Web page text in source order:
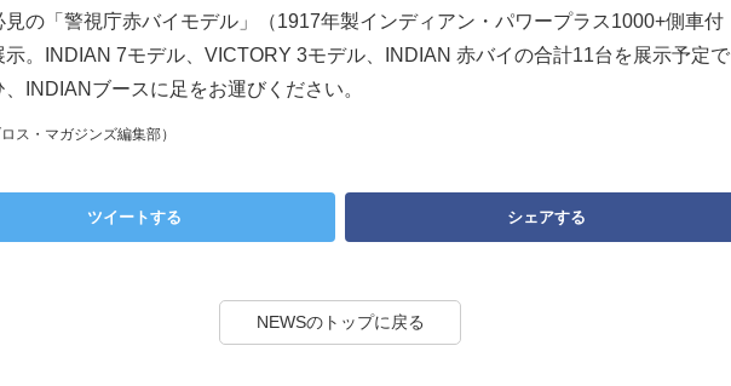
見の「警視庁赤バイモデル」（1917年製インディアン・パワープラス1000+側車付
示。INDIAN 7モデル、VICTORY 3モデル、INDIAN 赤バイの合計11台を展示予定で
INDIANブースに足をお運びください。
ロス・マガジンズ編集部）
ツイートする シェアする
NEWSのトップに戻る